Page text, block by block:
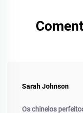
Sarah Johnson
Os chinelos